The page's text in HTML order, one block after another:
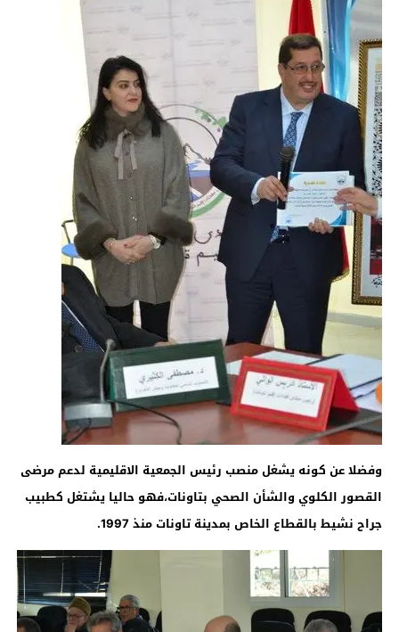
وفضلا عن كونه يشغل منصب رئيس الجمعية الاقليمية لدعم مرضى
القصور الكلوي والشأن الصحي بتاونات،فهو حاليا يشتغل كطبيب
جراح نشيط بالقطاع الخاص بمدينة تاونات منذ 1997
.